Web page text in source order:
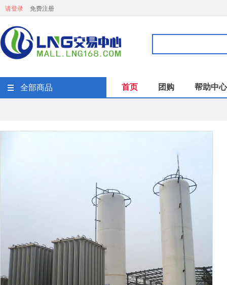
请登录 免费注册
全部商品 首页 团购 帮助中心